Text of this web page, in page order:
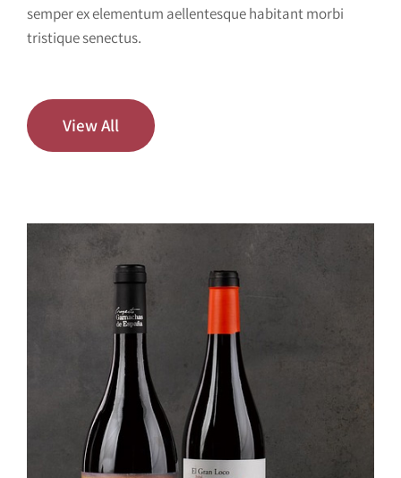
semper ex elementum aellentesque habitant morbi
tristique senectus.
View All